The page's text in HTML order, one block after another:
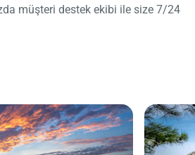
müşteri destek ekibi ile size 7/24